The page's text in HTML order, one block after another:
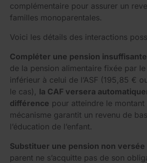
complémentaire pour assurer un
familles monoparentales.
Voici les détails des interactions
Compléter une pension insuffisante
de la pension alimentaire fixée par
inférieur à celui de l’ASF (195,85 €
le cas), la CAF versera
différence pour atteindre le montant
mécanisme garantit un revenu de
l’éducation de l’enfant.
Substituer une pension non versée
parent ne s’acquitte pas de son